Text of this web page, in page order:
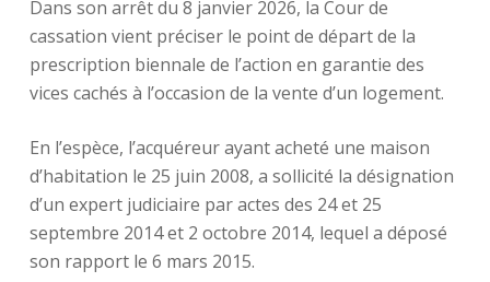
Dans son arrêt du 8 janvier 2026, la Cour de
cassation vient préciser le point de départ de la
prescription biennale de l’action en garantie des
vices cachés à l’occasion de la vente d’un logement.
En l’espèce, l’acquéreur ayant acheté une maison
d’habitation le 25 juin 2008, a sollicité la désignation
d’un expert judiciaire par actes des 24 et 25
septembre 2014 et 2 octobre 2014, lequel a déposé
son rapport le 6 mars 2015.